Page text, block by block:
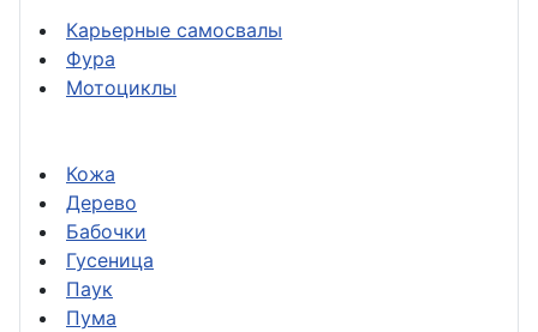
Карьерные самосвалы
Фура
Мотоциклы
Кожа
Дерево
Бабочки
Гусеница
Паук
Пума